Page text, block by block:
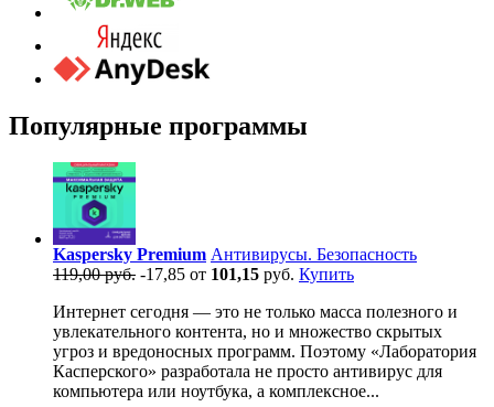
Популярные программы
Kaspersky Premium Антивирусы. Безопасность
119,00 руб. -17,85 от 101,15 руб. Купить
Интернет сегодня — это не только масса полезного и
увлекательного контента, но и множество скрытых
угроз и вредоносных программ. Поэтому «Лаборатория
Касперского» разработала не просто антивирус для
компьютера или ноутбука, а комплексное...